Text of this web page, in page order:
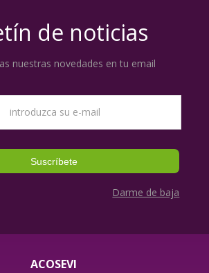
de noticias
nuestras novedades en tu email
Darme de baja
ACOSEVI